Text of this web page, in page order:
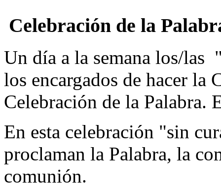
Celebración de la
Un día a la semana los/las
los encargados de hacer la
Celebración de la Palabra.
En esta celebración "sin
proclaman la Palabra, la
comunión.